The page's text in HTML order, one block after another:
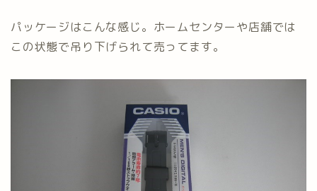
パッケージはこんな感じ。ホームセンターや店舗では
この状態で吊り下げられて売ってます。